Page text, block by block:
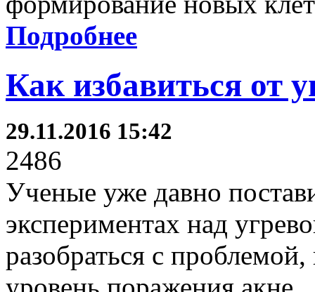
Подробнее
Как избавиться от
29.11.2016 15:42
2486
Ученые уже давно
экспериментах над
разобраться с